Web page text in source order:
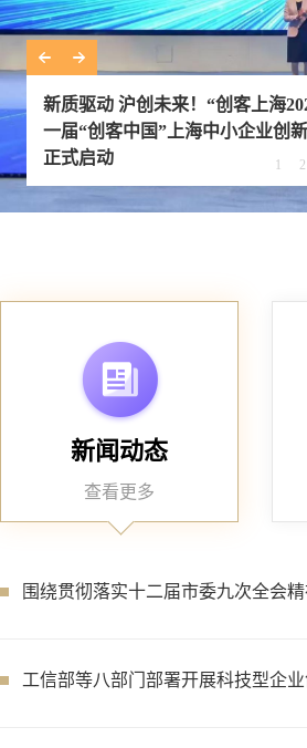
1 2
新质驱动 沪创未来！“创客上海
一届“创客中国”上海中小企业创
正式启动
新闻动态
查看更多
工信部等八部门部署开展科技型企
关于开展2026年上海市制造业企业
工信部启动国家级零碳工厂、零碳
2026年科技型企业孵化器申报工作
工信部等六部门部署开展2026年度
上海市重点企业服务包年度调查问卷
本市中小企业公共服务体系调研问卷
关于开展2026年上海市制造业企业
工信部启动国家级零碳工厂、零碳